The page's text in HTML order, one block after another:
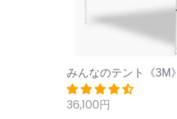
みんなのテント《3M》
36,100円